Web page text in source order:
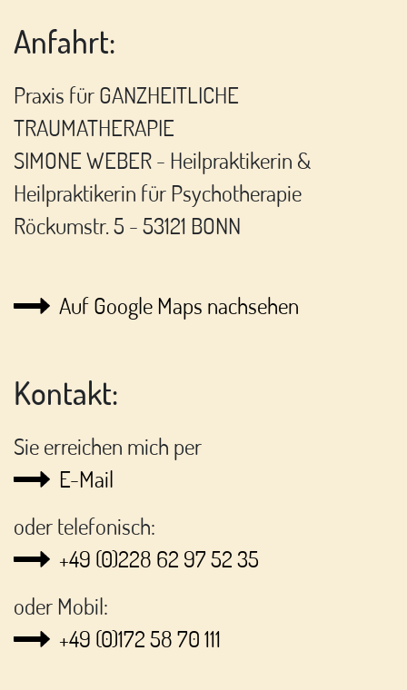
Anfahrt:
Praxis für GANZHEITLICHE
TRAUMATHERAPIE
SIMONE WEBER - Heilpraktikerin &
Heilpraktikerin für Psychotherapie
Röckumstr. 5 - 53121 BONN
Auf Google Maps nachsehen
Kontakt:
Sie erreichen mich per
E-Mail
oder telefonisch:
+49 (0)228 62 97 52 35
oder Mobil:
+49 (0)172 58 70 111